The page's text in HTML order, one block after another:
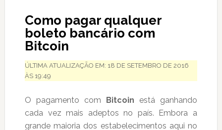
Como pagar qualquer
boleto bancário com
Bitcoin
ÚLTIMA ATUALIZAÇÃO EM: 18 DE SETEMBRO DE 2016
ÀS 19:49
O pagamento com Bitcoin está ganhando
cada vez mais adeptos no país. Embora a
grande maioria dos estabelecimentos aqui no